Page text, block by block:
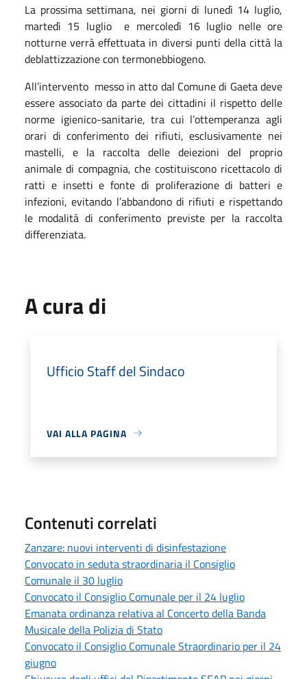
La prossima settimana, nei giorni di lunedì 14 luglio,
martedì 15 luglio e mercoledì 16 luglio nelle ore
notturne verrà effettuata in diversi punti della città la
deblattizzazione con termonebbiogeno.
All’intervento messo in atto dal Comune di Gaeta deve
essere associato da parte dei cittadini il rispetto delle
norme igienico-sanitarie, tra cui l’ottemperanza agli
orari di conferimento dei rifiuti, esclusivamente nei
mastelli, e la raccolta delle deiezioni del proprio
animale di compagnia, che costituiscono ricettacolo di
ratti e insetti e fonte di proliferazione di batteri e
infezioni, evitando l’abbandono di rifiuti e rispettando
le modalità di conferimento previste per la raccolta
differenziata.
A cura di
Ufficio Staff del Sindaco
VAI ALLA PAGINA
Contenuti correlati
Zanzare: nuovi interventi di disinfestazione
Convocato in seduta straordinaria il Consiglio
Comunale il 30 luglio
Convocato il Consiglio Comunale per il 24 luglio
Emanata ordinanza relativa al Concerto della Banda
Musicale della Polizia di Stato
Convocato il Consiglio Comunale Straordinario per il 24
giugno